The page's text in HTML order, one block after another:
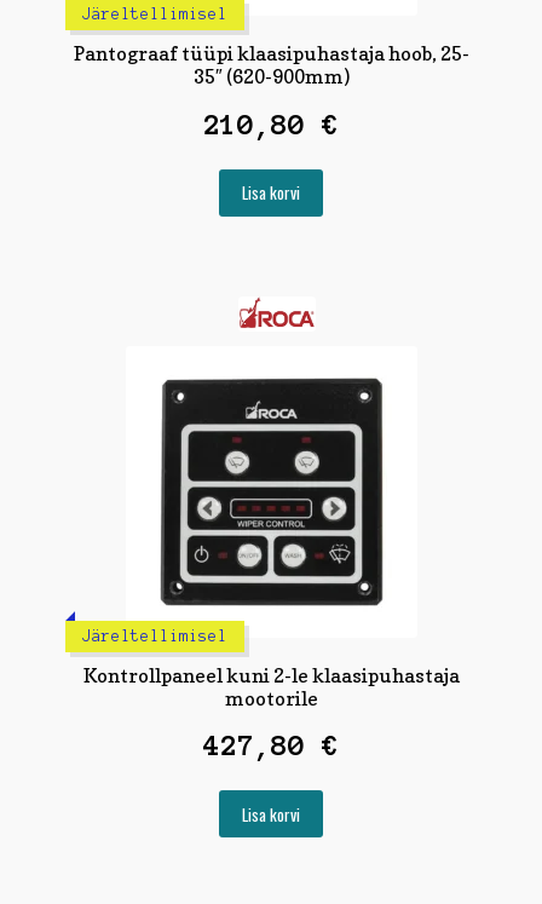
Järeltellimisel
Pantograaf tüüpi klaasipuhastaja hoob, 25-
35″ (620-900mm)
210,80 €
Lisa korvi
Järeltellimisel
Kontrollpaneel kuni 2-le klaasipuhastaja
mootorile
427,80 €
Lisa korvi